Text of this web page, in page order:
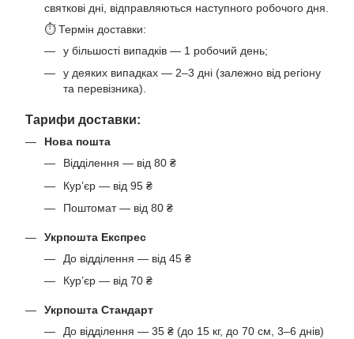
святкові дні, відправляються наступного робочого дня.
⏱ Термін доставки:
у більшості випадків — 1 робочий день;
у деяких випадках — 2–3 дні (залежно від регіону
та перевізника).
Тарифи доставки:
Нова пошта
Відділення — від 80 ₴
Кур’єр — від 95 ₴
Поштомат — від 80 ₴
Укрпошта Експрес
До відділення — від 45 ₴
Кур’єр — від 70 ₴
Укрпошта Стандарт
До відділення — 35 ₴ (до 15 кг, до 70 см, 3–6 днів)